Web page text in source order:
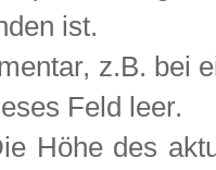
ist.
z.B. bei
Feld leer.
Höhe des